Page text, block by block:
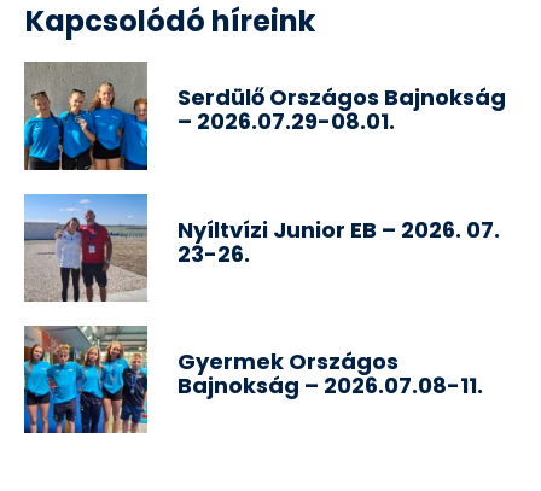
Kapcsolódó híreink
Serdülő Országos Bajnokság
– 2026.07.29-08.01.
Nyíltvízi Junior EB – 2026. 07.
23-26.
Gyermek Országos
Bajnokság – 2026.07.08-11.